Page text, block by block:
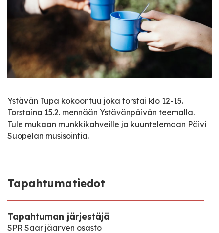
Ystävän Tupa kokoontuu joka torstai klo 12-15.
Torstaina 15.2. mennään Ystävänpäivän teemalla.
Tule mukaan munkkikahveille ja kuuntelemaan Päivi
Suopelan musisointia.
Tapahtumatiedot
Tapahtuman järjestäjä
SPR Saarijäarven osasto